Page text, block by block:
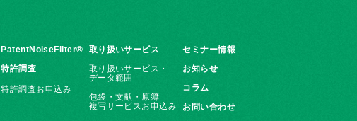
PatentNoiseFilter®
特許調査
特許調査お申込み
取り扱いサービス
取り扱いサービス・
データ範囲
包袋・文献・原簿
複写サービスお申込み
セミナー情報
お知らせ
コラム
お問い合わせ